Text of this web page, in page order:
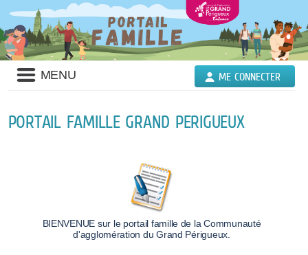
MENU ME CONNECTER
PORTAIL FAMILLE GRAND PERIGUEUX
BIENVENUE sur le portail famille de la Communauté
d'agglomération du Grand Périgueux.